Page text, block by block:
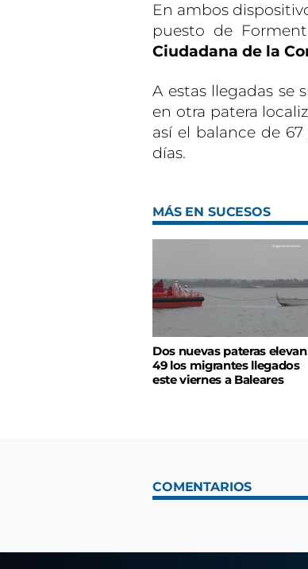
En ambos
puesto de
Ciudadana de la
A estas llegadas se
en otra patera
así el balance de
días.
MÁS EN SUCESOS
Dos nuevas pateras
49 los migrantes llegados
este viernes a Baleares
COMENTARIOS